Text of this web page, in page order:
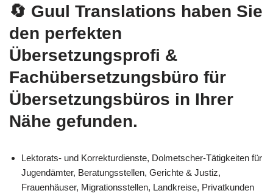
🔄 Guul Translations haben Sie
den perfekten
Übersetzungsprofi &
Fachübersetzungsbüro für
Übersetzungsbüros in Ihrer
Nähe gefunden.
Lektorats- und Korrekturdienste, Dolmetscher-Tätigkeiten für
Jugendämter, Beratungsstellen, Gerichte & Justiz,
Frauenhäuser, Migrationsstellen, Landkreise, Privatkunden